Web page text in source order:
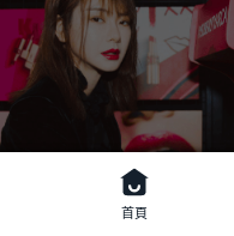
首頁